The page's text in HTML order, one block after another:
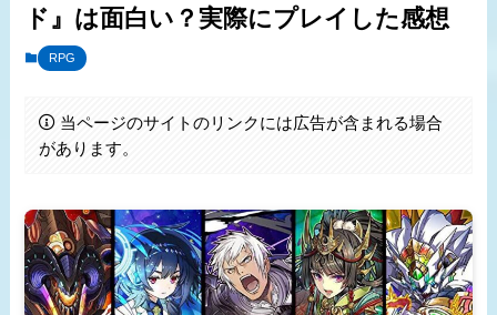
ド』は面白い？実際にプレイした感想
RPG
当ページのサイトのリンクには広告が含まれる場合
があります。